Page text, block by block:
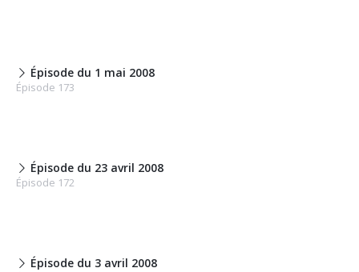
Épisode du 1 mai 2008
Épisode 173
Épisode du 23 avril 2008
Épisode 172
Épisode du 3 avril 2008